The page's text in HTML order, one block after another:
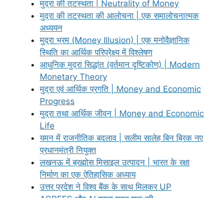
मुद्रा की तटस्थता | Neutrality of Money
मुद्रा की तटस्थता की आलोचना | एक समालोचनात्मक
अध्ययन
मुद्रा भ्रम (Money Illusion) | एक मनोवैज्ञानिक
स्थिति का आर्थिक परिप्रेक्ष्य में विश्लेषण
आधुनिक मुद्रा सिद्धांत (वर्तमान दृष्टिकोण) | Modern
Monetary Theory
मुद्रा एवं आर्थिक प्रगति | Money and Economic
Progress
मुद्रा तथा आर्थिक जीवन | Money and Economic
Life
यमन में राजनीतिक बदलाव | सलीम सालेह बिन ब्रिक नए
प्रधानमंत्री नियुक्त
लखनऊ में ब्रह्मोस मिसाइल उत्पादन | भारत के रक्षा
निर्माण का एक ऐतिहासिक अध्याय
उत्तर प्रदेश ने विश्व बैंक के साथ मिलकर UP